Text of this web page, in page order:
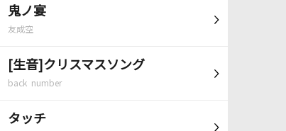
鬼ノ宴
友成空
[生音]クリスマスソング
back number
タッチ